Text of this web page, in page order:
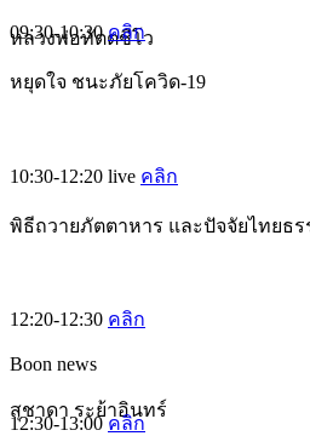
หลวงพ่อทัตตชีโว
09:30-10:30คลิก
หยุดใจ ชนะภัยโควิด-19
10:30-12:20 live คลิก
พิธีถวายภัตตาหาร และปัจจัยไทยธ
12:20-12:30 คลิก
Boon news
สุชาดา ระย้าอินทร์
12:30-13:00 คลิก